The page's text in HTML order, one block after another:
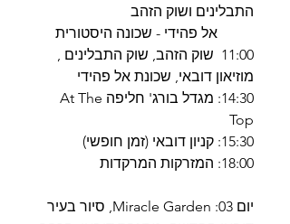
התבלינים ושוק הזהב
אל פהידי - שכונה היסטורית
11:00 שוק הזהב, שוק התבלינים ,
מוזיאון דובאי, שכונת אל פהידי
14:30: מגדל בורג' חליפה At The
Top
15:30: קניון דובאי (זמן חופשי)
18:00: המזרקות המרקדות
יום 03: Miracle Garden, סיור בעיר